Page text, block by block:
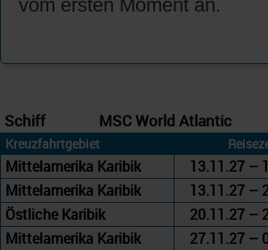
vom ersten Moment an.
Schiff MSC World Atlantic
Kreuzfahrtgebiet
Mittelamerika Karibik 13.11.27 –
Mittelamerika Karibik
13.11.27 –
Östliche Karibik
20.11.27 –
Mittelamerika Karibik
27.11.27 –